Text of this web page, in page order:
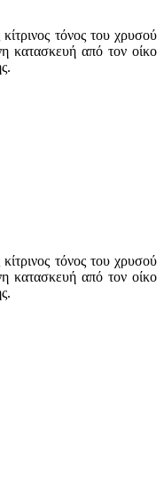
τόνος του χρυσού
κατασκευή από τον οίκο
τόνος του χρυσού
κατασκευή από τον οίκο